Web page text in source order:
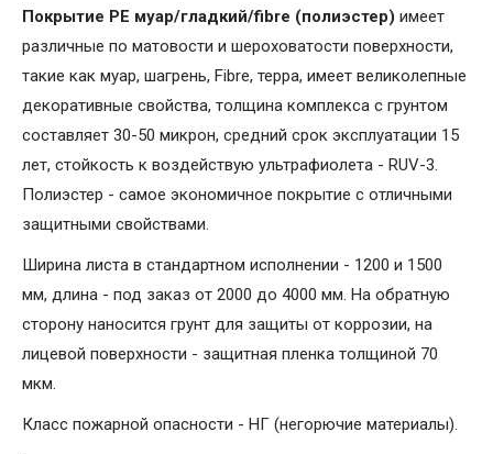
Покрытие PE муар/гладкий/fibre (полиэстер) имеет
различные по матовости и шероховатости поверхности,
такие как муар, шагрень, Fibrе, терра, имеет великолепные
декоративные свойства, толщина комплекса с грунтом
составляет 30-50 микрон, средний срок эксплуатации 15
лет, стойкость к воздействую ультрафиолета - RUV-3.
Полиэстер - самое экономичное покрытие с отличными
защитными свойствами.
Ширина листа в стандартном исполнении - 1200 и 1500
мм, длина - под заказ от 2000 до 4000 мм. На обратную
сторону наносится грунт для защиты от коррозии, на
лицевой поверхности - защитная пленка толщиной 70
мкм.
Класс пожарной опасности - НГ (негорючие материалы).